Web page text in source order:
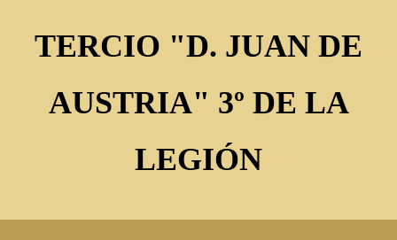
contenidoTERCIO "D. JUAN DE
AUSTRIA" 3º DE LA
LEGIÓN